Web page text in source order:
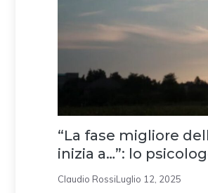
“La fase migliore
inizia a…”: lo
Claudio RossiLuglio 12, 2025